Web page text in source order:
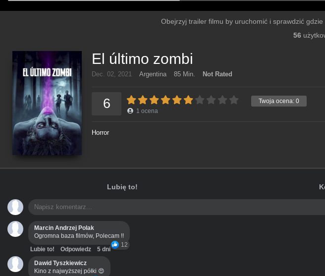
Obejrzyj trailer filmu by uruchomić i sprawdzić
56
El último zombi
Dec. 02, 2021 Argentina 85 Min. Not Rated
Twoja ocena: 0
6 1 ocena
Horror
Lubię to!
Marcin Andrzej Polak
Ogromna baza filmów, Polecam !!
12
Lubie to! Odpowiedz
5 dni
Dawid Tyszkiewicz
Kino z najwyższej półki 😍